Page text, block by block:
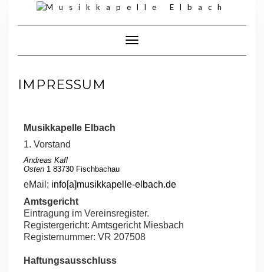
Toggle Navigation
IMPRESSUM
Musikkapelle Elbach
1. Vorstand
Andreas Kafl
Osten 1 83730 Fischbachau
eMail: info[a]musikkapelle-elbach.de
Amtsgericht
Eintragung im Vereinsregister.
Registergericht: Amtsgericht Miesbach
Registernummer: VR 207508
Haftungsausschluss